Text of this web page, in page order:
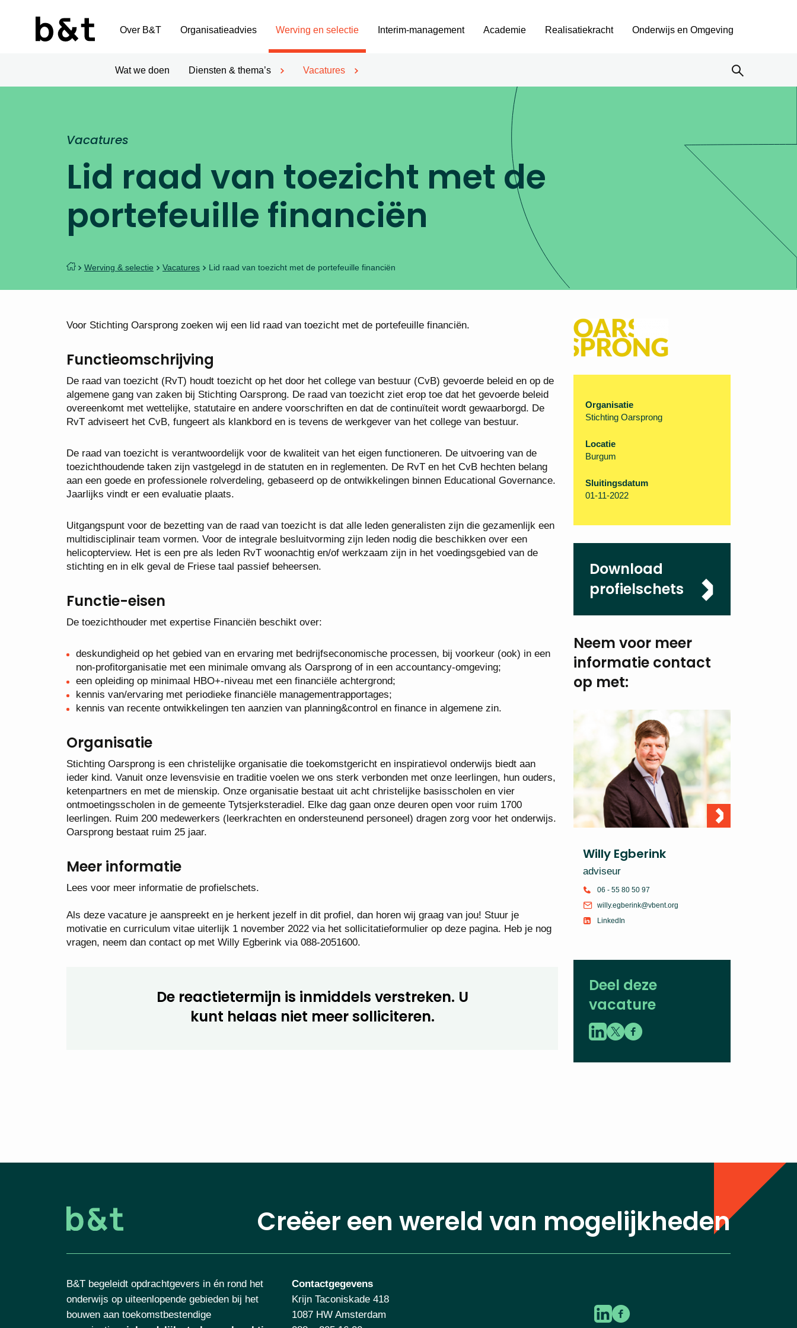
Over B&T Organisatieadvies Werving en selectie
Wat we doen Diensten & thema’s Vacatures
Interim-management Academie Realisatiekracht Onderwijs en Omgeving
Lid raad van toezicht met de
portefeuille financiën
Vacatures
Werving & selectie Vacatures Lid raad van toezicht met de portefeuille financiën
Voor Stichting Oarsprong zoeken wij een lid raad van toezicht met de portefeuille financiën.
Functieomschrijving
De raad van toezicht (RvT) houdt toezicht op het door het college van bestuur (CvB) gevoerde beleid en op de
algemene gang van zaken bij Stichting Oarsprong. De raad van toezicht ziet erop toe dat het gevoerde beleid
overeenkomt met wettelijke, statutaire en andere voorschriften en dat de continuïteit wordt gewaarborgd. De
RvT adviseert het CvB, fungeert als klankbord en is tevens de werkgever van het college van bestuur.
De raad van toezicht is verantwoordelijk voor de kwaliteit van het eigen functioneren. De uitvoering van de
toezichthoudende taken zijn vastgelegd in de statuten en in reglementen. De RvT en het CvB hechten belang
aan een goede en professionele rolverdeling, gebaseerd op de ontwikkelingen binnen Educational Governance.
Jaarlijks vindt er een evaluatie plaats.
Uitgangspunt voor de bezetting van de raad van toezicht is dat alle leden generalisten zijn die gezamenlijk een
multidisciplinair team vormen. Voor de integrale besluitvorming zijn leden nodig die beschikken over een
helicopterview. Het is een pre als leden RvT woonachtig en/of werkzaam zijn in het voedingsgebied van de
stichting en in elk geval de Friese taal passief beheersen.
Functie-eisen
De toezichthouder met expertise Financiën beschikt over:
deskundigheid op het gebied van en ervaring met bedrijfseconomische processen, bij voorkeur (ook) in een
non-profitorganisatie met een minimale omvang als Oarsprong of in een accountancy-omgeving;
een opleiding op minimaal HBO+-niveau met een financiële achtergrond;
kennis van/ervaring met periodieke financiële managementrapportages;
kennis van recente ontwikkelingen ten aanzien van planning&control en finance in algemene zin.
Organisatie
Stichting Oarsprong is een christelijke organisatie die toekomstgericht en inspiratievol onderwijs biedt aan
ieder kind. Vanuit onze levensvisie en traditie voelen we ons sterk verbonden met onze leerlingen, hun ouders,
ketenpartners en met de mienskip. Onze organisatie bestaat uit acht christelijke basisscholen en vier
ontmoetingsscholen in de gemeente Tytsjerksteradiel. Elke dag gaan onze deuren open voor ruim 1700
leerlingen. Ruim 200 medewerkers (leerkrachten en ondersteunend personeel) dragen zorg voor het onderwijs.
Oarsprong bestaat ruim 25 jaar.
Meer informatie
Lees voor meer informatie de profielschets.
Als deze vacature je aanspreekt en je herkent jezelf in dit profiel, dan horen wij graag van jou! Stuur je
motivatie en curriculum vitae uiterlijk 1 november 2022 via het sollicitatieformulier op deze pagina. Heb je nog
vragen, neem dan contact op met Willy Egberink via 088-2051600.
De reactietermijn is inmiddels verstreken. U
kunt helaas niet meer solliciteren.
Organisatie
Stichting Oarsprong
Locatie
Burgum
Sluitingsdatum
01-11-2022
Download
profielschets
Neem voor meer
informatie contact
op met:
Willy Egberink
adviseur
06 - 55 80 50 97
willy.egberink@vbent.org
LinkedIn
Deel deze
vacature
Creëer een wereld van mogelijkheden
B&T begeleidt opdrachtgevers in én rond het
onderwijs op uiteenlopende gebieden bij het
bouwen aan toekomstbestendige
Contactgegevens
Krijn Taconiskade 418
1087 HW Amsterdam